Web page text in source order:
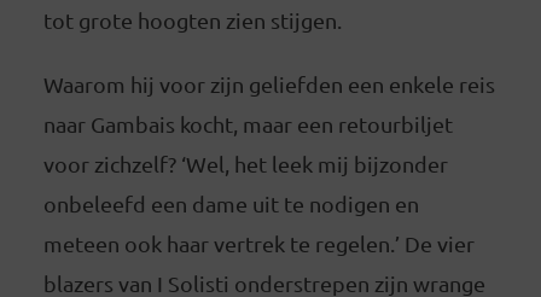
tot grote hoogten zien stijgen.
Waarom hij voor zijn geliefden een enkele reis
naar Gambais kocht, maar een retourbiljet
voor zichzelf? ‘Wel, het leek mij bijzonder
onbeleefd een dame uit te nodigen en
meteen ook haar vertrek te regelen.’ De vier
blazers van I Solisti onderstrepen zijn wrange